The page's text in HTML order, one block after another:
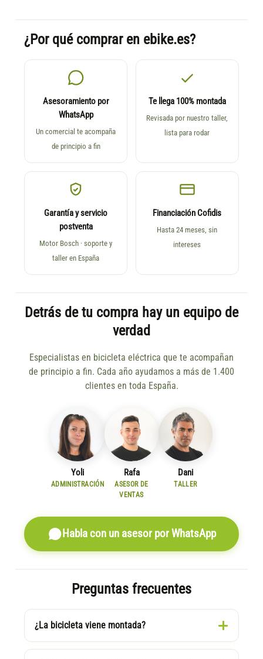
¿Por qué comprar en ebike.es?
Asesoramiento por
WhatsApp
Un comercial te acompaña
de principio a fin
Te llega 100% montada
Revisada por nuestro taller,
lista para rodar
Garantía y servicio
postventa
Motor Bosch · soporte y
taller en España
Financiación Cofidis
Hasta 24 meses, sin
intereses
Detrás de tu compra hay un equipo de
verdad
Especialistas en bicicleta eléctrica que te acompañan
de principio a fin. Cada año ayudamos a más de 1.400
clientes en toda España.
Yoli
ADMINISTRACIÓN
Rafa
ASESOR DE
VENTAS
Dani
TALLER
Habla con un asesor por WhatsApp
Preguntas frecuentes
¿La bicicleta viene montada?